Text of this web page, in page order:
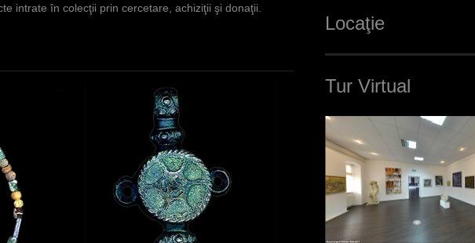
intrate în colecţii prin cercetare, achiziţii şi donaţii.
Locaţie
Tur Virtual